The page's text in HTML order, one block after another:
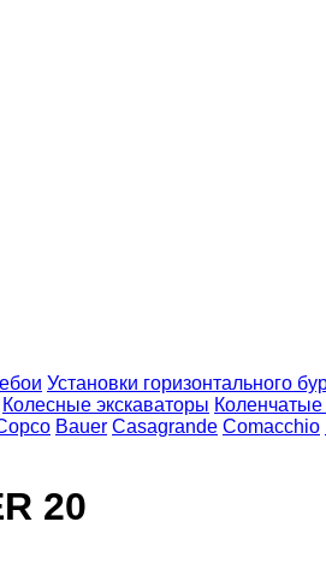
Установки горизонтального
Колесные экскаваторы
Bauer Casagrande Comacchio
20